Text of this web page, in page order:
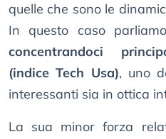
quelle che sono le
In questo caso
concentrandoci
(indice Tech Usa), uno
interessanti sia in ottica
La sua minor forza